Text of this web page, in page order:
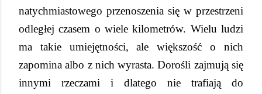
natychmiastowego przenoszenia się w przestrzeni
odległej czasem o wiele kilometrów. Wielu ludzi
ma takie umiejętności, ale większość o nich
zapomina albo z nich wyrasta. Dorośli zajmują się
innymi rzeczami i dlatego nie trafiają do